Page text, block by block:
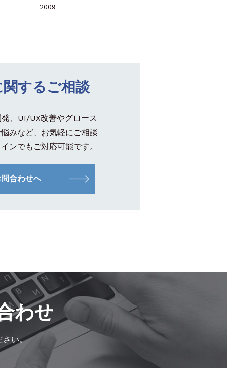
2009
するご相談
、UI/UX改善やグロース
みなど、お気軽にご相談
ンでもご対応可能です。
合わせへ
わせ
さい。